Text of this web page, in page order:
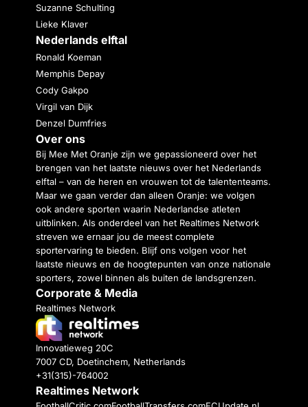
Suzanne Schulting
Lieke Klaver
Nederlands elftal
Ronald Koeman
Memphis Depay
Cody Gakpo
Virgil van Dijk
Denzel Dumfries
Over ons
Bij Mee Met Oranje zijn we gepassioneerd over het
brengen van het laatste nieuws over het Nederlands
elftal – van de heren en vrouwen tot de talententeams.
Maar we gaan verder dan alleen Oranje: we volgen
ook andere sporten waarin Nederlandse atleten
uitblinken. Als onderdeel van het Realtimes Network
streven we ernaar jou de meest complete
sportervaring te bieden. Blijf ons volgen voor het
laatste nieuws en de hoogtepunten van onze nationale
sporters, zowel binnen als buiten de landsgrenzen.
Corporate & Media
Realtimes Network
Innovatieweg 20C
7007 CD, Doetinchem, Netherlands
+31(315)-764002
Realtimes Network